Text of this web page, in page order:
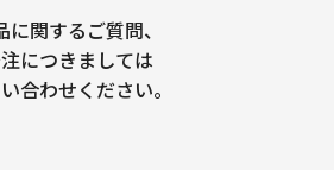
に関するご質問、
につきましては
合わせください。